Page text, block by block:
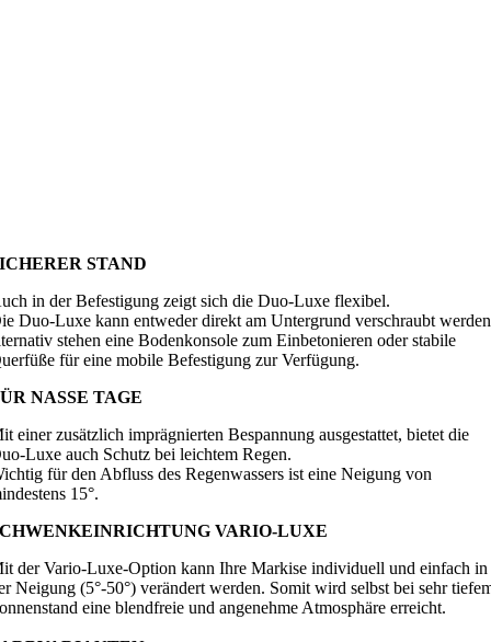
STAND
in der Befestigung zeigt sich die Duo-Luxe flexibel.
Duo-Luxe kann entweder direkt am Untergrund verschraubt
stehen eine Bodenkonsole zum Einbetonieren oder stabile
für eine mobile Befestigung zur Verfügung.
NASSE TAGE
einer zusätzlich imprägnierten Bespannung ausgestattet, bietet die
Luxe auch Schutz bei leichtem Regen.
für den Abfluss des Regenwassers ist eine Neigung von
15°.
VARIO-LUXE
der Vario-Luxe-Option kann Ihre Markise individuell und einfach in
Neigung (5°-50°) verändert werden. Somit wird selbst bei sehr
eine blendfreie und angenehme Atmosphäre erreicht.